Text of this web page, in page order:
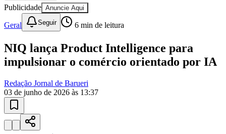
Goiás
Publicidade Anuncie Aqui
Geral Seguir 6 min de leitura
NIQ lança Product Intelligence para
impulsionar o comércio orientado por IA
Redação Jornal de Barueri
03 de junho de 2026 às 13:37